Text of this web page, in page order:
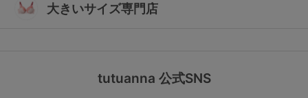
大きいサイズ専門店
tutuanna 公式SNS